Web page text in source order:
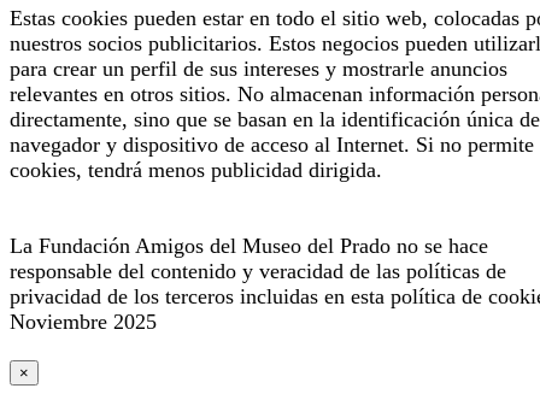
Estas cookies pueden estar en todo el sitio web, colocadas
nuestros socios publicitarios. Estos negocios pueden
para crear un perfil de sus intereses y mostrarle anuncios
relevantes en otros sitios. No almacenan información
directamente, sino que se basan en la identificación única
navegador y dispositivo de acceso al Internet. Si no permite
cookies, tendrá menos publicidad dirigida.
La Fundación Amigos del Museo del Prado no se hace
responsable del contenido y veracidad de las políticas de
privacidad de los terceros incluidas en esta política de
Noviembre 2025
×